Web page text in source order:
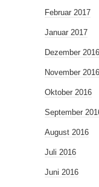
Februar 2017
Januar 2017
Dezember 2016
November 2016
Oktober 2016
September
August 2016
Juli 2016
Juni 2016